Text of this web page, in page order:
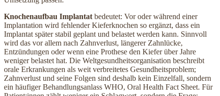
Knochenaufbau Implantat bedeutet: Vor oder während einer
Implantation wird fehlender Kieferknochen so ergänzt, dass ein
Implantat später stabil geplant und belastet werden kann. Sinnvoll
wird das vor allem nach Zahnverlust, längerer Zahnlücke,
Entzündungen oder wenn eine Prothese den Kiefer über Jahre
weniger belastet hat. Die Weltgesundheitsorganisation beschreibt
orale Erkrankungen als weit verbreitetes Gesundheitsproblem;
Zahnverlust und seine Folgen sind deshalb kein Einzelfall, sondern
ein häufiger Behandlungsanlass WHO, Oral Health Fact Sheet. Für